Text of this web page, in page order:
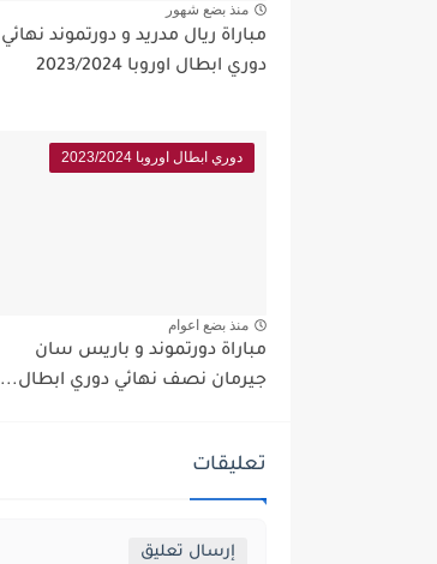
منذ بضع شهور
مباراة ريال مدريد و دورتموند نهائي
دوري ابطال اوروبا 2023/2024
دوري ابطال اوروبا 2023/2024
منذ بضع اعوام
مباراة دورتموند و باريس سان
جيرمان نصف نهائي دوري ابطال...
تعليقات
إرسال تعليق